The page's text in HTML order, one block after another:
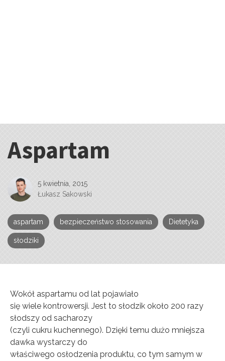
Kategorie:
Aspartam
5 kwietnia, 2015
Łukasz Sakowski
aspartam bezpieczeństwo stosowania Dietetyka
słodziki
Wokół aspartamu od lat pojawiało
się wiele kontrowersji. Jest to słodzik około 200 razy
słodszy od sacharozy
(czyli cukru kuchennego). Dzięki temu dużo mniejsza
dawka wystarczy do
właściwego osłodzenia produktu, co tym samym w